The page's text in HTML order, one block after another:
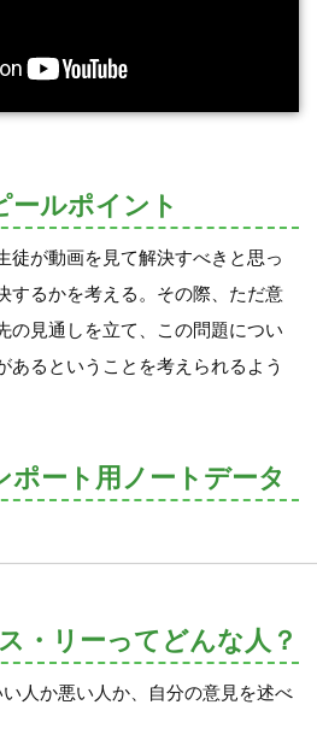
ールポイント
徒が動画を見て解決すべきと思っ
するかを考える。その際、ただ意
の見通しを立て、この問題につい
あるということを考えられるよう
ポート用ノートデータ
・リーってどんな人？
人か悪い人か、自分の意見を述べ